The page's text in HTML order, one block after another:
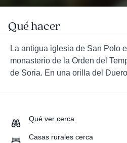
Qué hacer
La antigua iglesia de San Polo
monasterio de la Orden del
de Soria. En una orilla del
Qué ver cerca
Casas rurales cerca